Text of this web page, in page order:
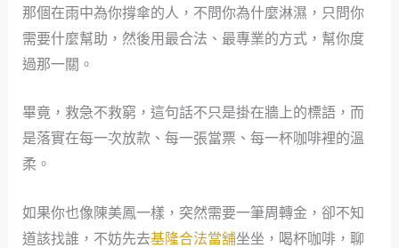
那個在雨中為你撐傘的人，不問你為什麼淋濕，只問你
需要什麼幫助，然後用最合法、最專業的方式，幫你度
過那一關。
畢竟，救急不救窮，這句話不只是掛在牆上的標語，而
是落實在每一次放款、每一張當票、每一杯咖啡裡的溫
柔。
如果你也像陳美鳳一樣，突然需要一筆周轉金，卻不知
道該找誰，不妨先去基隆合法當舖坐坐，喝杯咖啡，聊